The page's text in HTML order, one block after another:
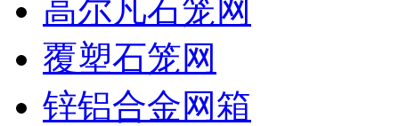
高尔凡石笼网
覆塑石笼网
锌铝合金网箱